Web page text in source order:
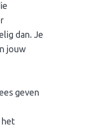
dan. Je
jouw
geven
het